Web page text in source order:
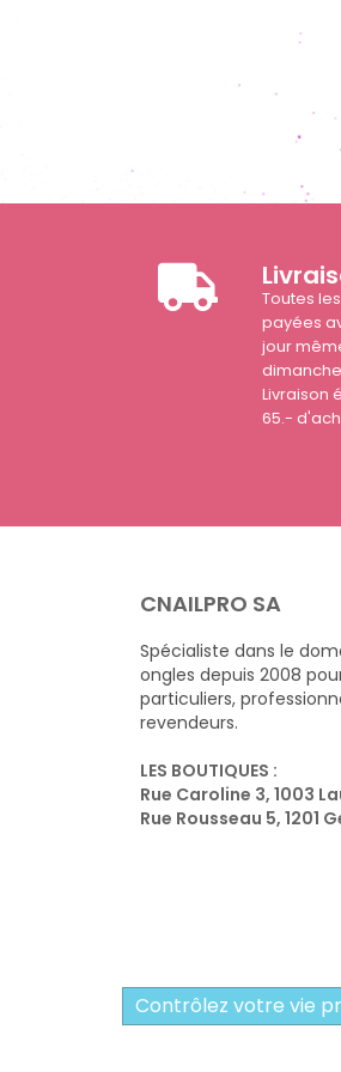
Toutes
payées
jour
Livraison
65.-
CNAILPRO SA
Spécialiste dans le
ongles depuis 2008
particuliers,
revendeurs.
LES BOUTIQUES :
Rue Caroline 3, 1003
Rue Rousseau 5, 1201
Contrôlez votre vie